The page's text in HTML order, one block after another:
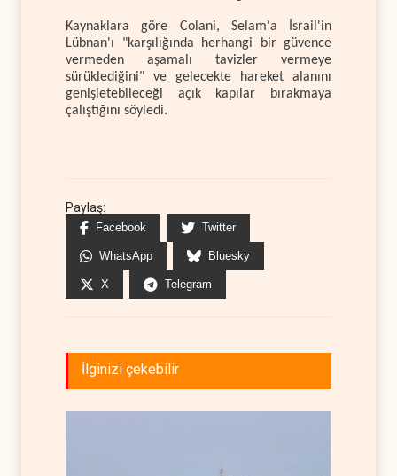
Kaynaklara göre Colani, Selam'a İsrail'in
Lübnan'ı "karşılığında herhangi bir güvence
vermeden aşamalı tavizler vermeye
sürüklediğini" ve gelecekte hareket alanını
genişletebileceği açık kapılar bırakmaya
çalıştığını söyledi.
Paylaş:
Facebook Twitter
WhatsApp Bluesky
X Telegram
İlginizi çekebilir